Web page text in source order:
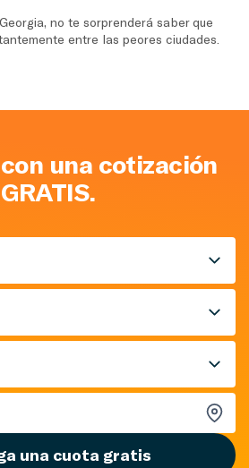
no te sorprenderá saber que
entre las peores ciudades.
una cotización
GRATIS.
una cuota gratis